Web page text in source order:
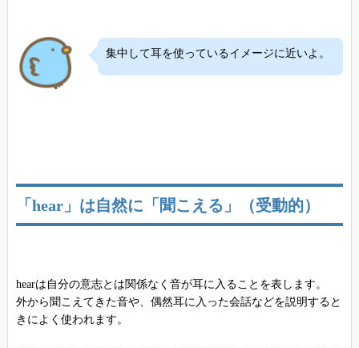
集中して耳を使っているイメージに近いよ。
「hear」は自然に「聞こえる」（受動的）
hearは自分の意志とは関係なく音が耳に入ることを表します。
外から聞こえてきた音や、偶然耳に入った会話などを説明すると
きによく使われます。